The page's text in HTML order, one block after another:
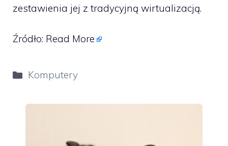
zestawienia jej z tradycyjną wirtualizacją.
Źródło: Read More
Kategorie
Komputery